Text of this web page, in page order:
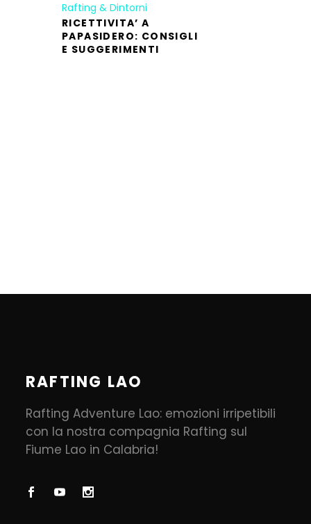
Rafting & Dintorni
RICETTIVITA’ A
PAPASIDERO: CONSIGLI
E SUGGERIMENTI
RAFTING LAO
Rafting Adventure Lao: emozioni irripetibili
con la nostra compagnia Rafting sul
Fiume Lao in Calabria!